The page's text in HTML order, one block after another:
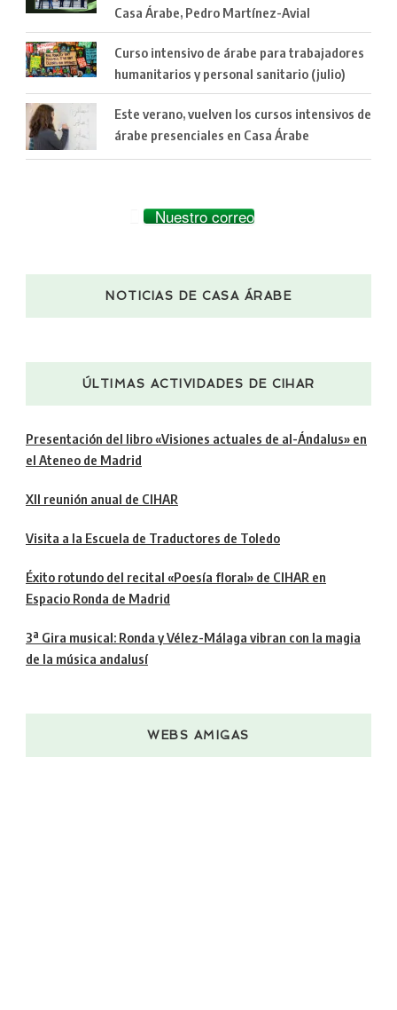
Casa Árabe, Pedro Martínez-Avial
Curso intensivo de árabe para trabajadores
humanitarios y personal sanitario (julio)
Este verano, vuelven los cursos intensivos de
árabe presenciales en Casa Árabe
Nuestro correo
NOTICIAS DE CASA ÁRABE
ÚLTIMAS ACTIVIDADES DE CIHAR
Presentación del libro «Visiones actuales de al-Ándalus» en
el Ateneo de Madrid
XII reunión anual de CIHAR
Visita a la Escuela de Traductores de Toledo
Éxito rotundo del recital «Poesía floral» de CIHAR en
Espacio Ronda de Madrid
3ª Gira musical: Ronda y Vélez-Málaga vibran con la magia
de la música andalusí
WEBS AMIGAS